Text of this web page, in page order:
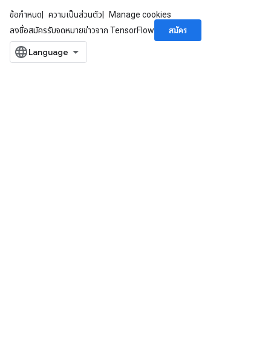
ข้อกำหนด ความเป็นส่วนตัว
Manage cookies
ลงชื่อสมัครรับจดหมายข่าวจาก TensorFlow
สมัคร